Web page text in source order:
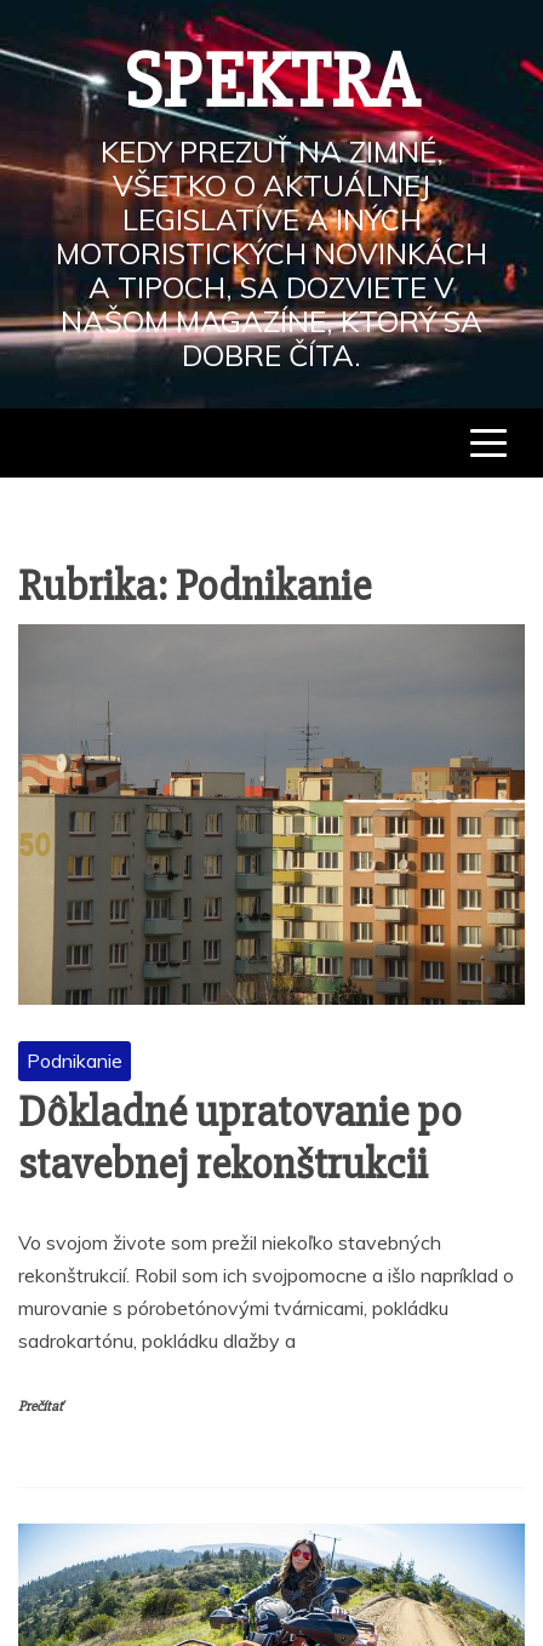
to
content
SPEKTRA
KEDY PREZUŤ NA ZIMNÉ,
VŠETKO O AKTUÁLNEJ
LEGISLATÍVE A INÝCH
MOTORISTICKÝCH NOVINKÁCH
A TIPOCH, SA DOZVIETE V
NAŠOM MAGAZÍNE, KTORÝ SA
DOBRE ČÍTA.
Rubrika:Podnikanie
Podnikanie
Dôkladné upratovanie po
stavebnej rekonštrukcii
Vo svojom živote som prežil niekoľko stavebných
rekonštrukcií. Robil som ich svojpomocne a išlo napríklad o
murovanie s pórobetónovými tvárnicami, pokládku
sadrokartónu, pokládku dlažby a
Prečítať